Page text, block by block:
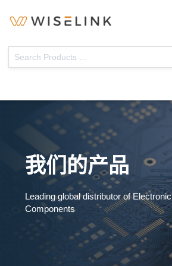
我们的产品
Leading global distributor of Electronic
Components